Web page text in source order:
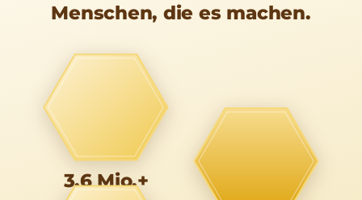
Menschen, die es machen.
3,6 Mio.+